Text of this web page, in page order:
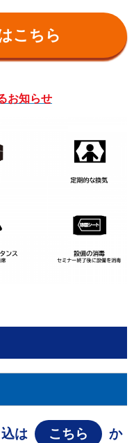
こちら
お知らせ
は こちら
か